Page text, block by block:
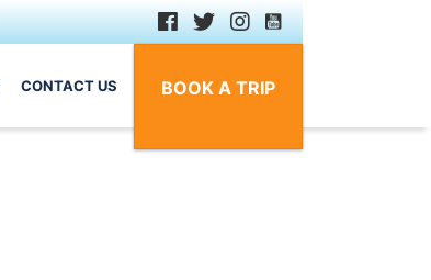
CONTACT US BOOK A TRIP